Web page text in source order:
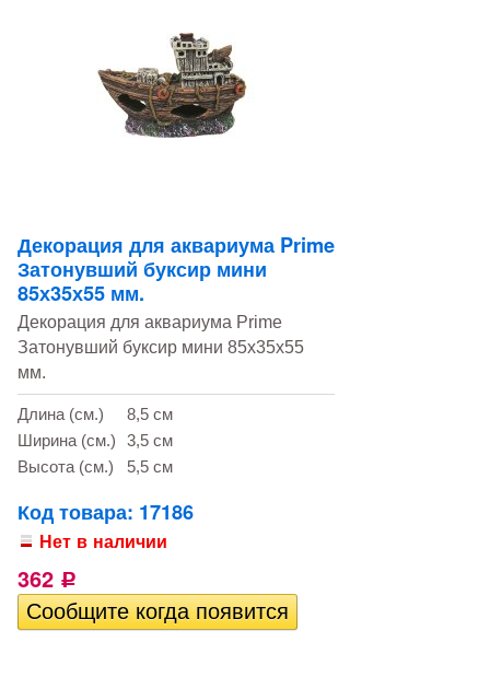
Декорация для аквариума Prime
Затонувший буксир мини
85х35х55 мм.
Декорация для аквариума Prime
Затонувший буксир мини 85х35х55
мм.
Длина (см.)
8,5 см
Ширина (см.)
3,5 см
Высота (см.)
5,5 см
Код товара: 17186
Нет в наличии
362 Р